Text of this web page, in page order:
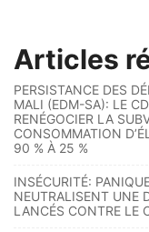
Articles
PERSISTANCE DES
MALI (EDM-SA): LE
RENÉGOCIER LA
CONSOMMATION
90 % À 25 %
INSÉCURITÉ:
NEUTRALISENT UNE
LANCÉS CONTRE LE